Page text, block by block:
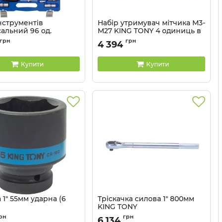
96 од.
12-ти грані KING
кейсі
грн
Купити
Набір утримувач мітчика М3-
М27 KING TONY 4 одиниць в
пластиковому кейсі
Артикул:
4 394 грн
Купити
1" 55мм ударна (6
Тріскачка силова 1" 800мм
KING TONY
Артикул: 8779-32F
грн